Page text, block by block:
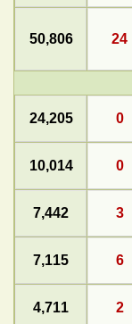
24
50,806
0
24,205
0
10,014
3
7,442
6
7,115
2
4,711